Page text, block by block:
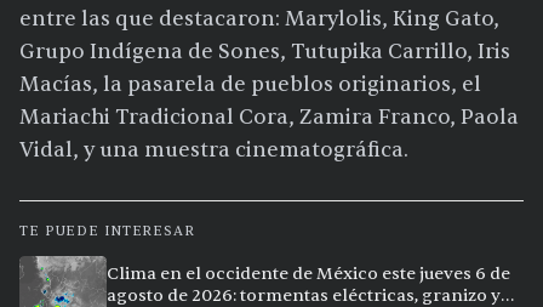
entre las que destacaron: Marylolis, King Gato,
Grupo Indígena de Sones, Tutupika Carrillo, Iris
Macías, la pasarela de pueblos originarios, el
Mariachi Tradicional Cora, Zamira Franco, Paola
Vidal, y una muestra cinematográfica.
TE PUEDE INTERESAR
Clima en el occidente de México este jueves 6 de
agosto de 2026: tormentas eléctricas, granizo y